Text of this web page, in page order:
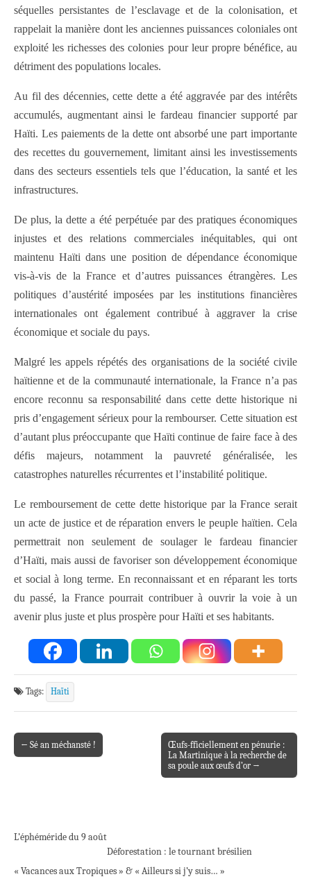
séquelles persistantes de l’esclavage et de la colonisation, et
rappelait la manière dont les anciennes puissances coloniales ont
exploité les richesses des colonies pour leur propre bénéfice, au
détriment des populations locales.
Au fil des décennies, cette dette a été aggravée par des intérêts
accumulés, augmentant ainsi le fardeau financier supporté par
Haïti. Les paiements de la dette ont absorbé une part importante
des recettes du gouvernement, limitant ainsi les investissements
dans des secteurs essentiels tels que l’éducation, la santé et les
infrastructures.
De plus, la dette a été perpétuée par des pratiques économiques
injustes et des relations commerciales inéquitables, qui ont
maintenu Haïti dans une position de dépendance économique
vis-à-vis de la France et d’autres puissances étrangères. Les
politiques d’austérité imposées par les institutions financières
internationales ont également contribué à aggraver la crise
économique et sociale du pays.
Malgré les appels répétés des organisations de la société civile
haïtienne et de la communauté internationale, la France n’a pas
encore reconnu sa responsabilité dans cette dette historique ni
pris d’engagement sérieux pour la rembourser. Cette situation est
d’autant plus préoccupante que Haïti continue de faire face à des
défis majeurs, notamment la pauvreté généralisée, les
catastrophes naturelles récurrentes et l’instabilité politique.
Le remboursement de cette dette historique par la France serait
un acte de justice et de réparation envers le peuple haïtien. Cela
permettrait non seulement de soulager le fardeau financier
d’Haïti, mais aussi de favoriser son développement économique
et social à long terme. En reconnaissant et en réparant les torts
du passé, la France pourrait contribuer à ouvrir la voie à un
avenir plus juste et plus prospère pour Haïti et ses habitants.
Tags: Haïti
Post navigation
← Sé an méchansté !
Œufs-fficiellement en pénurie :
La Martinique à la recherche de
sa poule aux œufs d’or →
L’éphéméride du 9 août
Déforestation : le tournant brésilien
« Vacances aux Tropiques » & « Ailleurs si j’y suis… »